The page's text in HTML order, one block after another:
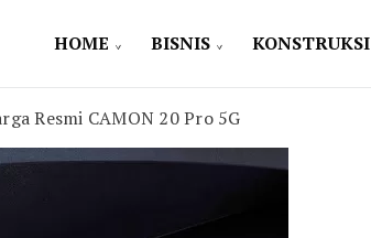
HOME BISNIS KONSTRUKSI
Resmi CAMON 20 Pro 5G